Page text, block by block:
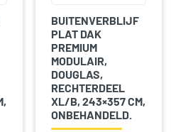
BUITENVERBLIJF
PLAT DAK
PREMIUM
MODULAIR,
DOUGLAS,
RECHTERDEEL
XL/B, 243×357 CM,
ONBEHANDELD.